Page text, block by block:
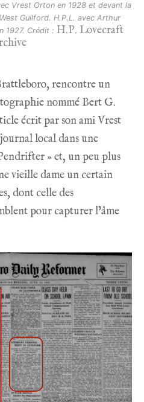
Vrest Orton en 1928 et devant la
Guilford. H.P.L. avec Arthur
1927. Crédit : H.P. Lovecraft
rencontre un
nommé Bert G.
écrit par son ami Vrest
local dans une
» et, un peu plus
vieille dame un certain
dont celle des
pour capturer l’âme